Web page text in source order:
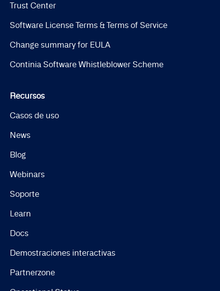
Trust Center
Software License Terms & Terms of Service
Change summary for EULA
Continia Software Whistleblower Scheme
Recursos
Casos de uso
News
Blog
Webinars
Soporte
Learn
Docs
Demostraciones interactivas
Partnerzone